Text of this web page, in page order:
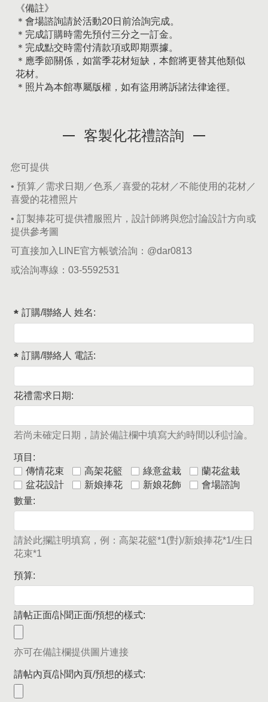
《備註》
＊會場諮詢請於活動20日前洽詢完成。
＊完成訂購時需先預付三分之一訂金。
＊完成點交時需付清款項或即期票據。
＊應季節關係，如當季花材短缺，本館將更替其他類似
花材。
＊照片為本館專屬版權，如有盜用將訴諸法律途徑。
客製化花禮諮詢
您可提供
• 預算／需求日期／色系／喜愛的花材／不能使用的花材／
喜愛的花禮照片
• 訂製捧花可提供禮服照片，設計師將與您討論設計方向或
提供參考圖
可直接加入LINE官方帳號洽詢： @dar0813
或洽詢專線： 03-5592531
訂購/聯絡人 姓名:
訂購/聯絡人 電話:
花禮需求日期:
若尚未確定日期，請於備註欄中填寫大約時間以利討論。
項目:
傳情花束
高架花籃 綠意盆栽
蘭花盆栽
盆花設計
新娘捧花 新娘花飾
會場諮詢
數量:
請於此攔註明填寫，例：高架花籃*1(對)/新娘捧花*1/生日
花束*1
預算:
請帖正面/訃聞正面/預想的樣式:
亦可在備註欄提供圖片連接
請帖內頁/訃聞內頁/預想的樣式: